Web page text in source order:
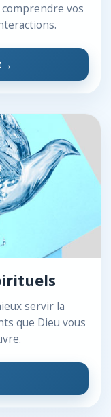
vos
servir la
que Dieu vous